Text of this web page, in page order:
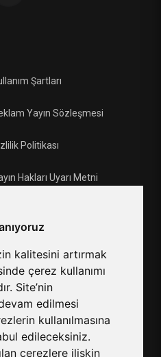
kalitesini artırmak
çerez kullanımı
Site’nin
edilmesi
kullanılmasına
edileceksiniz.
çerezlere ilişkin
Şartları
Yayın Sözleşmesi
Politikası
Hakları Uyarı Metni